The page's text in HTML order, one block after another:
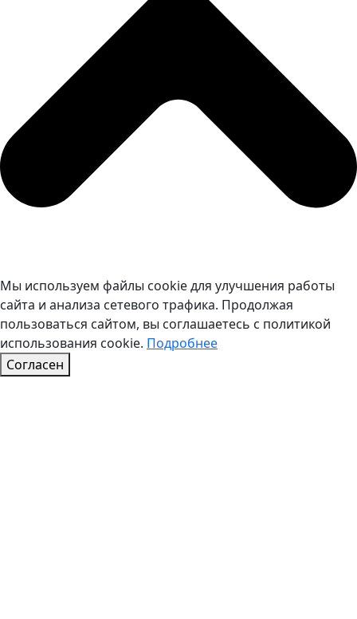
Мы используем файлы cookie для улучшения работы
сайта и анализа сетевого трафика. Продолжая
пользоваться сайтом, вы соглашаетесь с политикой
использования cookie. Подробнее
Согласен